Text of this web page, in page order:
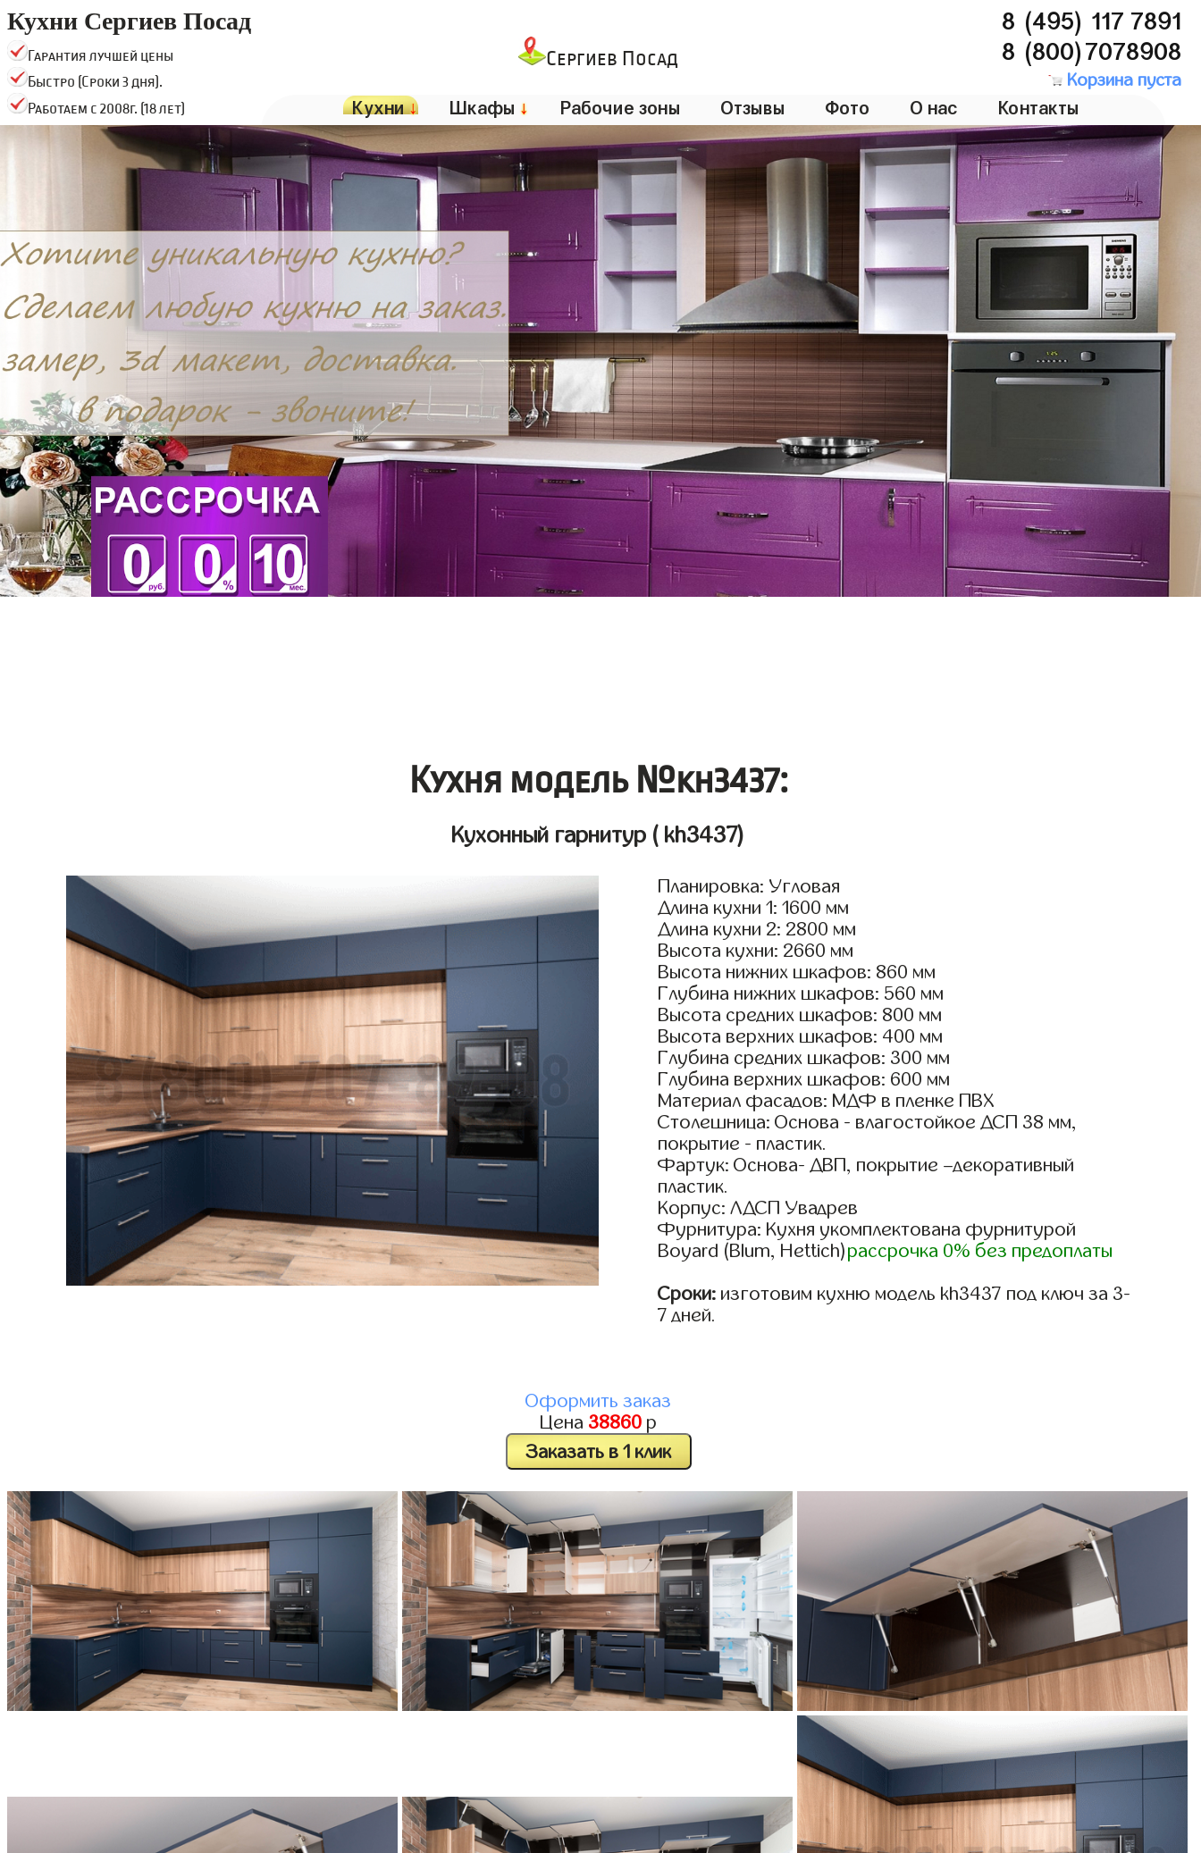
Кухни Сергиев Посад
Гарантия лучшей цены
Быстро (Сроки 3 дня).
Работаем с 2008г. (18 лет)
Сергиев Посад
8 (495) 117 7891
8 (800)7078908
Корзина пуста
Кухни↓ Шкафы ↓ Рабочие зоны Отзывы Фото О нас Контакты
Кухня модель №kh3437:
Кухонный гарнитур ( kh3437)
Планировка: Угловая
Длина кухни 1: 1600 мм
Длина кухни 2: 2800 мм
Высота кухни: 2660 мм
Высота нижних шкафов: 860 мм
Глубина нижних шкафов: 560 мм
Высота средних шкафов: 800 мм
Высота верхних шкафов: 400 мм
Глубина средних шкафов: 300 мм
Глубина верхних шкафов: 600 мм
Материал фасадов: МДФ в пленке ПВХ
Столешница: Основа - влагостойкое ДСП 38 мм,
покрытие - пластик.
Фартук: Основа- ДВП, покрытие –декоративный
пластик.
Корпус: ЛДСП Увадрев
Фурнитура: Кухня укомплектована фурнитурой
Boyard (Blum, Hettich)рассрочка 0% без предоплаты
Сроки: изготовим кухню модель kh3437 под ключ за 3-
7 дней.
Оформить заказ
Цена 38860 р
Заказать в 1 клик